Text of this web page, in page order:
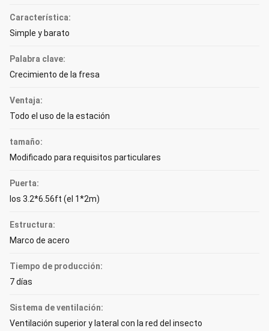
Característica:
Simple y barato
Palabra clave:
Crecimiento de la fresa
Ventaja:
Todo el uso de la estación
tamaño:
Modificado para requisitos particulares
Puerta:
los 3.2*6.56ft (el 1*2m)
Estructura:
Marco de acero
Tiempo de producción:
7 días
Sistema de ventilación:
Ventilación superior y lateral con la red del insecto